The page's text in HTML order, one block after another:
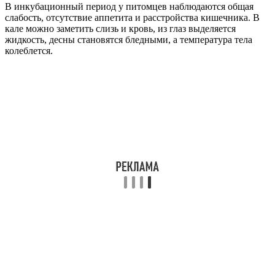
В инкубационный период у питомцев наблюдаются общая
слабость, отсутствие аппетита и расстройства кишечника. В
кале можно заметить слизь и кровь, из глаз выделяется
жидкость, десны становятся бледными, а температура тела
колеблется.